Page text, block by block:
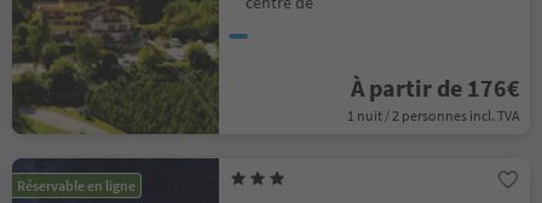
À partir de 176€
1 nuit / 2 personnes incl. TVA
Réservable en ligne